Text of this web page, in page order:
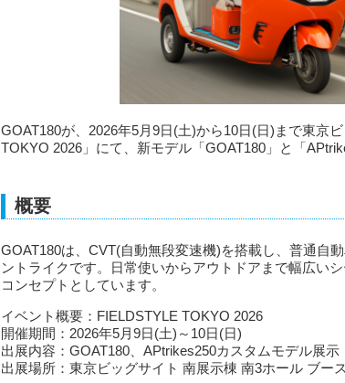
GOAT180が、2026年5月9日(土)から10日(日)まで東京
TOKYO 2026」にて、新モデル「GOAT180」と「
概要
GOAT180は、CVT(自動無段変速機)を搭載し、普通自
ントライクです。日常使いからアウトドアまで幅広い
コンセプトとしています。
イベント概要：FIELDSTYLE TOKYO 2026
開催期間：2026年5月9日(土)～10日(日)
出展内容：GOAT180、APtrikes250カスタムモデル展示
出展場所：東京ビッグサイト 南展示棟 南3ホール ブー